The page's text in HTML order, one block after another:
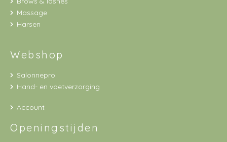
Massage
Harsen
Webshop
Salonnepro
Hand- en voetverzorging
Account
Openingstijden